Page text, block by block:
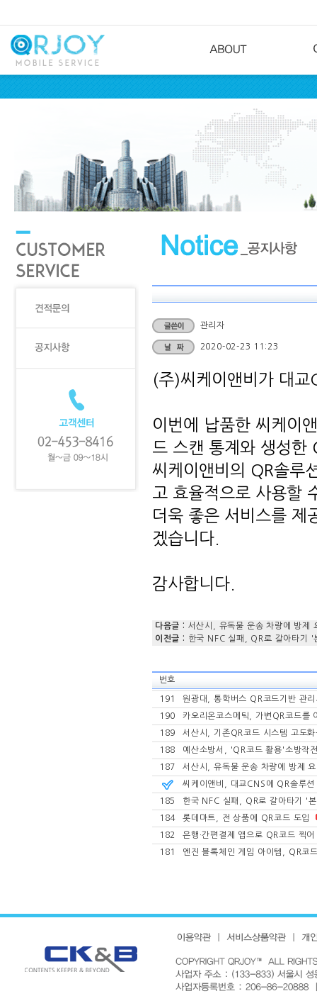
관리자
2020-02-23 11:23
다음글 : 서산시, 유독물 운송 차량에 방제
이전글 : 한국 NFC 실패, QR로 갈아타기 '
번호
191
원광대, 통학버스 QR코드기반 관
190
카오리온코스메틱, 가변QR코드를
189
서산시, 기존QR코드 시스템 고도
188
예산소방서, 'QR코드 활용'소방작
187
서산시, 유독물 운송 차량에 방제
씨케이앤비, 대교CNS에 QR솔루
185
한국 NFC 실패, QR로 갈아타기 '
184
롯데마트, 전 상품에 QR코드 도입
182
은행·간편결제 앱으로 QR코드 찍
181
엔진 블록체인 게임 아이템, QR코